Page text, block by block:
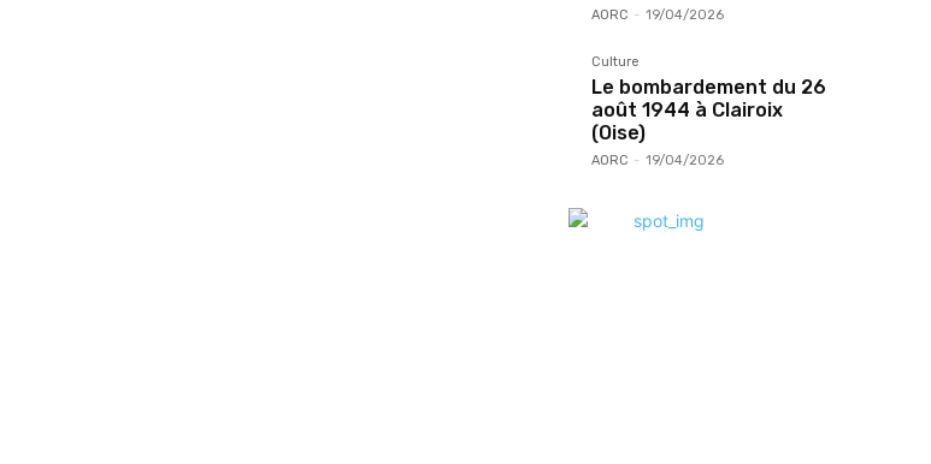
AORC - 19/04/2026
Culture
Le bombardement du 26
août 1944 à Clairoix
(Oise)
AORC - 19/04/2026